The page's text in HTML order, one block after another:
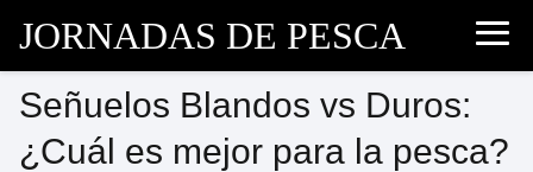
JORNADAS DE PESCA
Señuelos Blandos vs Duros:
¿Cuál es mejor para la pesca?